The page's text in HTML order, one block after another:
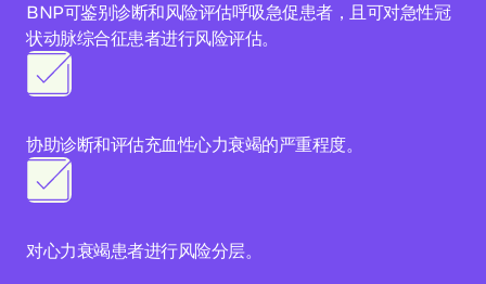
BNP可鉴别诊断和风险评估呼吸急促患者，且可对急性冠
状动脉综合征患者进行风险评估。
协助诊断和评估充血性心力衰竭的严重程度。
对心力衰竭患者进行风险分层。